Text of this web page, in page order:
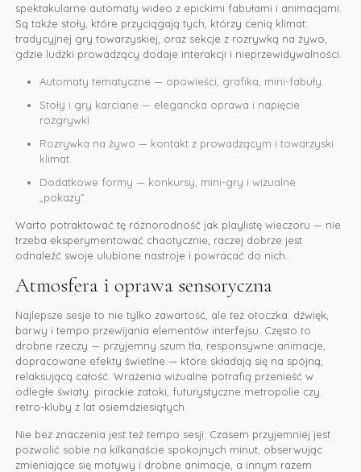
spektakularne automaty wideo z epickimi fabułami i animacjami.
Są także stoły, które przyciągają tych, którzy cenią klimat
tradycyjnej gry towarzyskiej, oraz sekcje z rozrywką na żywo,
gdzie ludzki prowadzący dodaje interakcji i nieprzewidywalności.
Automaty tematyczne — opowieści, grafika, mini-fabuły.
Stoły i gry karciane — elegancka oprawa i napięcie
rozgrywki.
Rozrywka na żywo — kontakt z prowadzącym i towarzyski
klimat.
Dodatkowe formy — konkursy, mini-gry i wizualne
„pokazy”.
Warto potraktować tę różnorodność jak playlistę wieczoru — nie
trzeba eksperymentować chaotycznie, raczej dobrze jest
odnaleźć swoje ulubione nastroje i powracać do nich.
Atmosfera i oprawa sensoryczna
Najlepsze sesje to nie tylko zawartość, ale też otoczka: dźwięk,
barwy i tempo przewijania elementów interfejsu. Często to
drobne rzeczy — przyjemny szum tła, responsywne animacje,
dopracowane efekty świetlne — które składają się na spójną,
relaksującą całość. Wrażenia wizualne potrafią przenieść w
odległe światy: pirackie zatoki, futurystyczne metropolie czy
retro-kluby z lat osiemdziesiątych.
Nie bez znaczenia jest też tempo sesji. Czasem przyjemniej jest
pozwolić sobie na kilkanaście spokojnych minut, obserwując
zmieniające się motywy i drobne animacje, a innym razem